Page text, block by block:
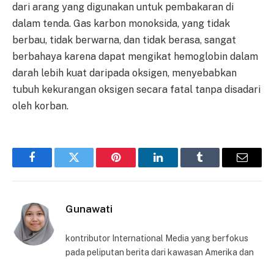
dari arang yang digunakan untuk pembakaran di
dalam tenda. Gas karbon monoksida, yang tidak
berbau, tidak berwarna, dan tidak berasa, sangat
berbahaya karena dapat mengikat hemoglobin dalam
darah lebih kuat daripada oksigen, menyebabkan
tubuh kekurangan oksigen secara fatal tanpa disadari
oleh korban.
FacebookTwitter Pinterest LinkedInTumblr Email
Gunawati
kontributor International Media yang berfokus
pada peliputan berita dari kawasan Amerika dan